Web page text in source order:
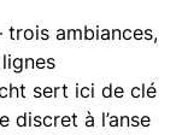
trois ambiances,
sert ici de clé
discret à l’anse